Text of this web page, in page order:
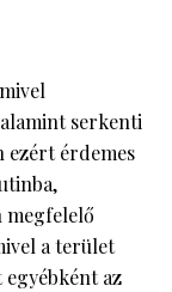
serkenti
ezért érdemes
megfelelő
a terület
az